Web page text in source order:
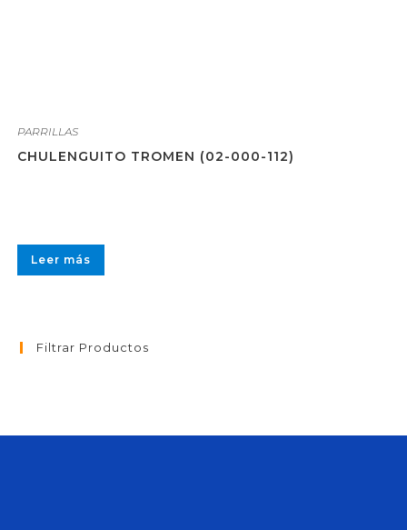
PARRILLAS
CHULENGUITO TROMEN (02-000-112)
Leer más
Filtrar Productos